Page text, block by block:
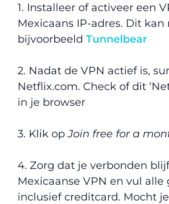
1. Installeer of activeer een
Mexicaans IP-adres. Dit kan
bijvoorbeeld Tunnelbear
2. Nadat de VPN actief is,
Netflix.com. Check of dit
in je browser
3. Klik opJoin free for a
4. Zorg dat je verbonden
Mexicaanse VPN en vul alle
inclusief creditcard. Mocht